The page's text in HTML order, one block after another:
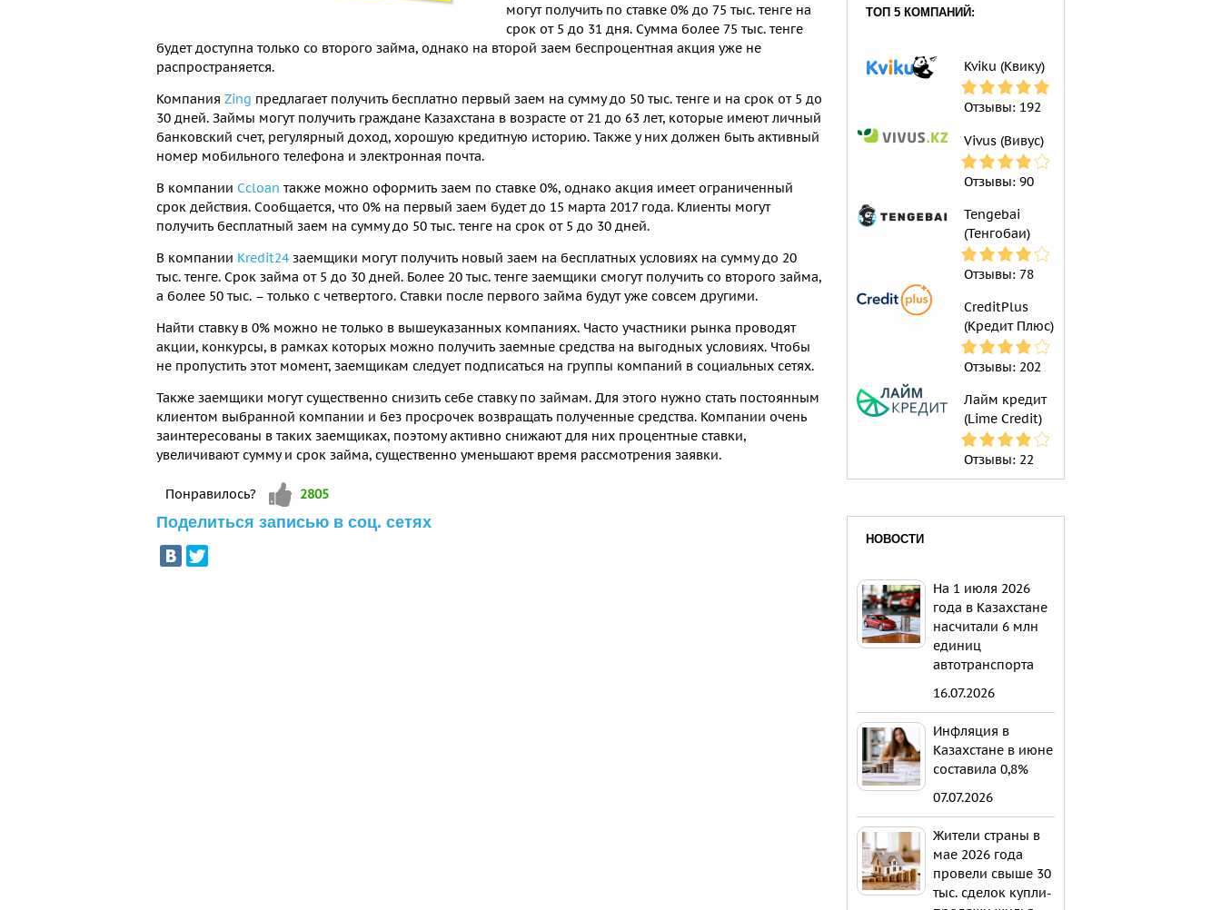
могут получить по ставке 0% до 75 тыс. тенге на
срок от 5 до 31 дня. Сумма более 75 тыс. тенге
будет доступна только со второго займа, однако на второй заем беспроцентная акция уже не
распространяется.
Компания Zing предлагает получить бесплатно первый заем на сумму до 50 тыс. тенге и на срок от 5 до
30 дней. Займы могут получить граждане Казахстана в возрасте от 21 до 63 лет, которые имеют личный
банковский счет, регулярный доход, хорошую кредитную историю. Также у них должен быть активный
номер мобильного телефона и электронная почта.
В компании Ccloan также можно оформить заем по ставке 0%, однако акция имеет ограниченный
срок действия. Сообщается, что 0% на первый заем будет до 15 марта 2017 года. Клиенты могут
получить бесплатный заем на сумму до 50 тыс. тенге на срок от 5 до 30 дней.
В компании Kredit24 заемщики могут получить новый заем на бесплатных условиях на сумму до 20
тыс. тенге. Срок займа от 5 до 30 дней. Более 20 тыс. тенге заемщики смогут получить со второго займа,
а более 50 тыс. – только с четвертого. Ставки после первого займа будут уже совсем другими.
Найти ставку в 0% можно не только в вышеуказанных компаниях. Часто участники рынка проводят
акции, конкурсы, в рамках которых можно получить заемные средства на выгодных условиях. Чтобы
не пропустить этот момент, заемщикам следует подписаться на группы компаний в социальных сетях.
Также заемщики могут существенно снизить себе ставку по займам. Для этого нужно стать постоянным
клиентом выбранной компании и без просрочек возвращать полученные средства. Компании очень
заинтересованы в таких заемщиках, поэтому активно снижают для них процентные ставки,
увеличивают сумму и срок займа, существенно уменьшают время рассмотрения заявки.
Понравилось? Vote up!
2805
Поделиться записью в соц. сетях
ТОП 5 КОМПАНИЙ:
Kviku (Квику)
Отзывы: 192
Vivus (Вивус)
Отзывы: 90
Tengebai
(Тенгобаи)
Отзывы: 78
CreditPlus
(Кредит Плюс)
Отзывы: 202
Лайм кредит
(Lime Credit)
Отзывы: 22
НОВОСТИ
На 1 июля 2026
года в Казахстане
насчитали 6 млн
единиц
автотранспорта
16.07.2026
Инфляция в
Казахстане в июне
составила 0,8%
07.07.2026
Жители страны в
мае 2026 года
провели свыше 30
тыс. сделок купли-